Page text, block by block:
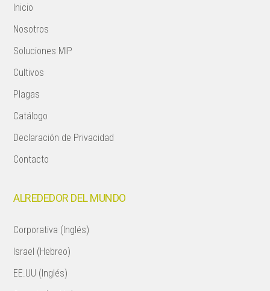
Inicio
Nosotros
Soluciones MIP
Cultivos
Plagas
Catálogo
Declaración de Privacidad
Contacto
ALREDEDOR DEL MUNDO
Corporativa (Inglés)
Israel (Hebreo)
EE.UU (Inglés)